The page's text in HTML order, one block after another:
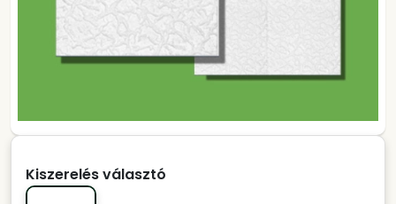
Kiszerelés választó